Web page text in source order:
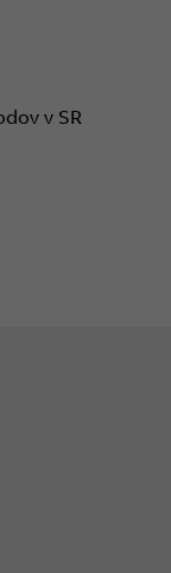
v SR